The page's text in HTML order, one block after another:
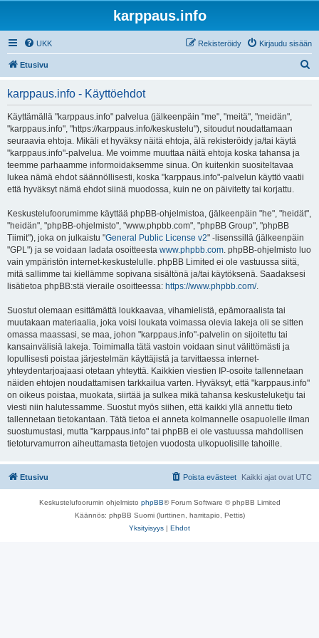
karppaus.info
UKK Kirjaudu sisään
Rekisteröidy
Etusivu
karppaus.info - Käyttöehdot
Käyttämällä "karppaus.info" palvelua (jälkeenpäin "me", "meitä", "meidän",
"karppaus.info", "https://karppaus.info/keskustelu"), sitoudut noudattamaan
seuraavia ehtoja. Mikäli et hyväksy näitä ehtoja, älä rekisteröidy ja/tai käytä
"karppaus.info"-palvelua. Me voimme muuttaa näitä ehtoja koska tahansa ja
teemme parhaamme informoidaksemme sinua. On kuitenkin suositeltavaa
lukea nämä ehdot säännöllisesti, koska "karppaus.info"-palvelun käyttö vaatii
että hyväksyt nämä ehdot siinä muodossa, kuin ne on päivitetty tai korjattu.
Keskustelufoorumimme käyttää phpBB-ohjelmistoa, (jälkeenpäin "he", "heidät",
"heidän", "phpBB-ohjelmisto", "www.phpbb.com", "phpBB Group", "phpBB
Tiimit"), joka on julkaistu "General Public License v2" -lisenssillä (jälkeenpäin
"GPL") ja se voidaan ladata osoitteesta www.phpbb.com. phpBB-ohjelmisto luo
vain ympäristön internet-keskustelulle. phpBB Limited ei ole vastuussa siitä,
mitä sallimme tai kiellämme sopivana sisältönä ja/tai käytöksenä. Saadaksesi
lisätietoa phpBB:stä vieraile osoitteessa: https://www.phpbb.com/.
Suostut olemaan esittämättä loukkaavaa, vihamielistä, epämoraalista tai
muutakaan materiaalia, joka voisi loukata voimassa olevia lakeja oli se sitten
omassa maassasi, se maa, johon "karppaus.info"-palvelin on sijoitettu tai
kansainvälisiä lakeja. Toimimalla tätä vastoin voidaan sinut välittömästi ja
lopullisesti poistaa järjestelmän käyttäjistä ja tarvittaessa internet-
yhteydentarjoajaasi otetaan yhteyttä. Kaikkien viestien IP-osoite tallennetaan
näiden ehtojen noudattamisen tarkkailua varten. Hyväksyt, että "karppaus.info"
on oikeus poistaa, muokata, siirtää ja sulkea mikä tahansa keskusteluketju tai
viesti niin halutessamme. Suostut myös siihen, että kaikki yllä annettu tieto
tallennetaan tietokantaan. Tätä tietoa ei anneta kolmannelle osapuolelle ilman
suostumustasi, mutta "karppaus.info" tai phpBB ei ole vastuussa mahdollisen
tietoturvamurron aiheuttamasta tietojen vuodosta ulkopuolisille tahoille.
Etusivu Kaikki ajat ovat UTC
Poista evästeet
Keskustelufoorumin ohjelmisto phpBB® Forum Software © phpBB Limited
Käännös: phpBB Suomi (lurttinen, harritapio, Pettis)
Yksityisyys | Ehdot